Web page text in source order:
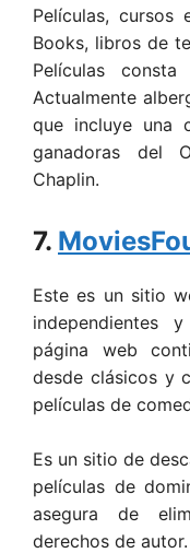
Películas, cursos
Books, libros de
Películas
Actualmente
que incluye una
ganadoras del
Chaplin.
7.
Este es un sitio
independientes
página web
desde clásicos y
películas de
Es un sitio de
películas de
asegura de
derechos de autor.